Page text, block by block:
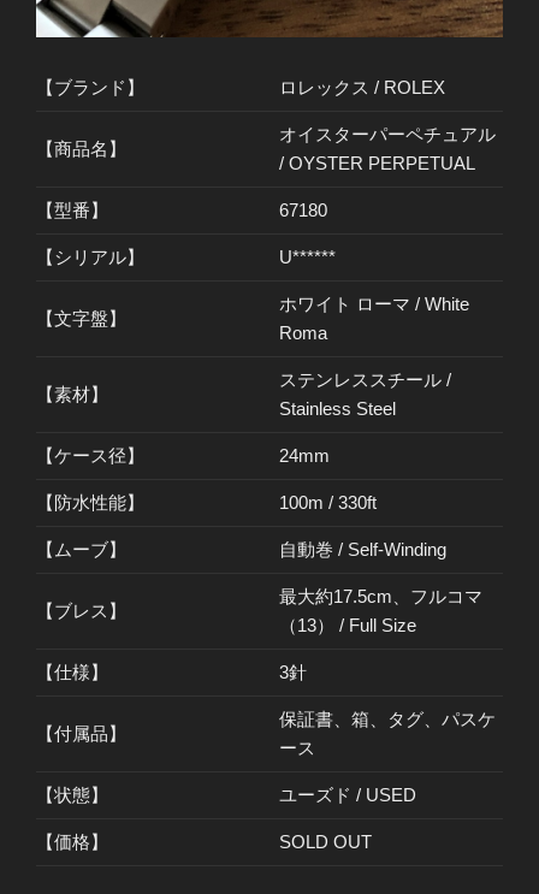
【ブランド】 ロレックス / ROLEX
【商品名】
オイスターパーペチュアル
/ OYSTER PERPETUAL
【型番】 67180
【シリアル】 U******
【文字盤】
ホワイト ローマ / White
Roma
【素材】
ステンレススチール /
Stainless Steel
【ケース径】 24mm
【防水性能】 100m / 330ft
【ムーブ】 自動巻 / Self-Winding
【ブレス】
最大約17.5cm、フルコマ
（13） / Full Size
【仕様】 3針
【付属品】
保証書、箱、タグ、パスケ
ース
【状態】 ユーズド / USED
【価格】 SOLD OUT